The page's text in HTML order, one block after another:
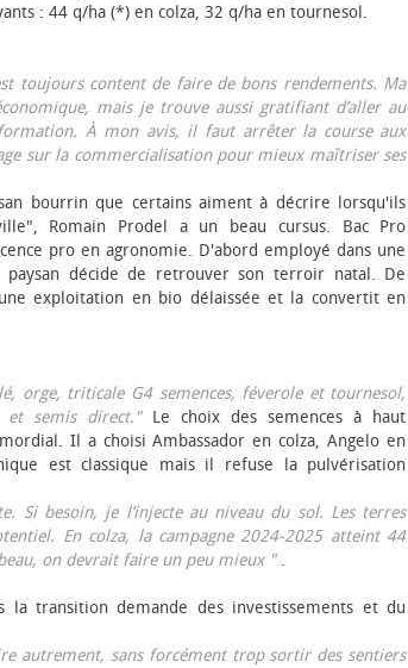
: 44 q/ha (*) en colza, 32 q/ha en tournesol.
toujours content de faire de bons rendements. Ma
mais je trouve aussi gratifiant d’aller au
À mon avis, il faut arrêter la course aux
sur la commercialisation pour mieux maîtriser ses
bourrin que certains aiment à décrire lorsqu'ils
Romain Prodel a un beau cursus. Bac Pro
pro en agronomie. D'abord employé dans une
paysan décide de retrouver son terroir natal. De
exploitation en bio délaissée et la convertit en
orge, triticale G4 semences, féverole et tournesol,
semis direct."Le choix des semences à haut
Il a choisi Ambassador en colza, Angelo en
est classique mais il refuse la pulvérisation
Si besoin, je l’injecte au niveau du sol. Les terres
En colza, la campagne 2024-2025 atteint 44
on devrait faire un peu mieux ".
transition demande des investissements et du
autrement, sans forcément trop sortir des sentiers